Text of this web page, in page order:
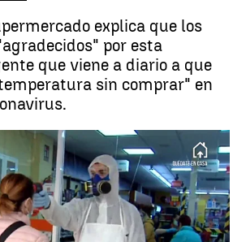
explica que los
por esta
que viene a diario a que
sin comprar" en
Torrevieja pone el termómetro a los clientes
la crisis del coronavirus |Antena 3 Deportes